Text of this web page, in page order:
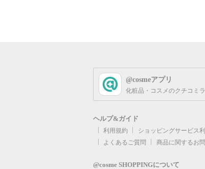
@cosmeアプリ
化粧品・コスメのクチコミ
ヘルプ&ガイド
利用規約 ショッピングサービス
よくあるご質問
商品に関するお
@cosme SHOPPINGについて